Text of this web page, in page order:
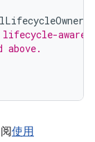
aware
above.
使用